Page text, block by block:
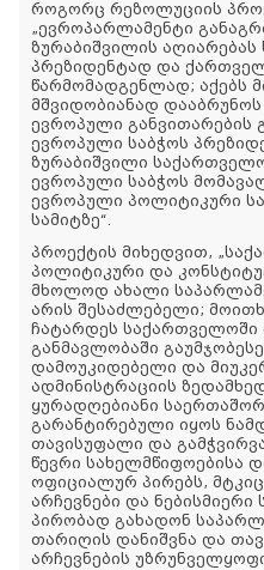
როგორც რეზოლუციის
„ევროპარლამენტი
ზურაბიშვილის
პრეზიდენტად და
წარმომადგენლად; აქებს
მშვიდობიანად
ევროპული განვითარების
ევროპული საბჭოს
ზურაბიშვილი
ევროპული საბჭოს
ევროპული პოლიტიკური
სამიტზე“.
პროექტის მიხედვით,
პოლიტიკური და
მხოლოდ ახალი
არის შესაძლებელი;
ჩატარდეს საქართველოში
განმავლობაში
დამოუკიდებელი და
ადმინისტრაციის
ყურადღებიანი
გარანტირებული იყოს
თავისუფალი და
წევრი სახელმწიფოებისა
ოფიციალურ პირებს,
არჩევნები და
პირობად გახადონ
თარიღის დანიშვნა და
არჩევნების